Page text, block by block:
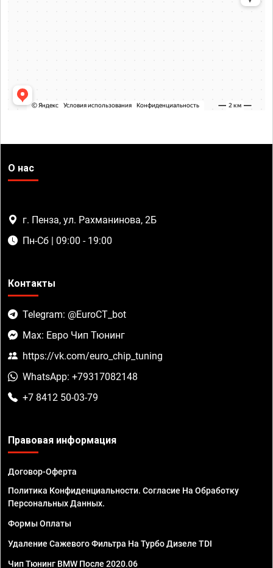
О нас
г. Пенза, ул. Рахманинова, 2Б
Пн-Сб | 09:00 - 19:00
Контакты
Telegram: @EuroCT_bot
Max: Евро Чип Тюнинг
https://vk.com/euro_chip_tuning
WhatsApp: +79317082148
+7 8412 50-03-79
Правовая информация
Договор-Оферта
Политика Конфиденциальности. Согласие На Обработку
Персональных Данных.
Формы Оплаты
Удаление Сажевого Фильтра На Турбо Дизеле TDI
Чип Тюнинг BMW После 2020.06